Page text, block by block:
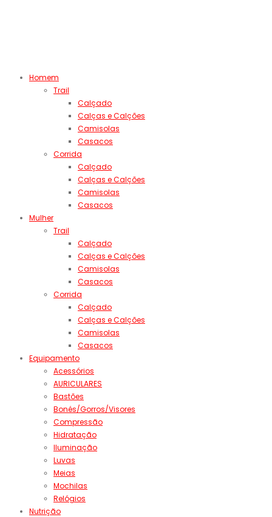
Homem
Trail
Calçado
Calças e Calções
Camisolas
Casacos
Corrida
Calçado
Calças e Calções
Camisolas
Casacos
Mulher
Trail
Calçado
Calças e Calções
Camisolas
Casacos
Corrida
Calçado
Calças e Calções
Camisolas
Casacos
Equipamento
Acessórios
AURICULARES
Bastões
Bonés/Gorros/Visores
Compressão
Hidratação
Iluminação
Luvas
Meias
Mochilas
Relógios
Nutrição